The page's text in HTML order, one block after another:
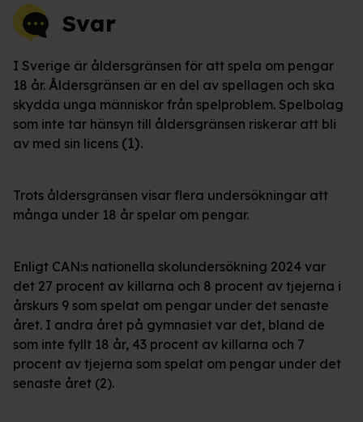
Svar
I Sverige är åldersgränsen för att spela om pengar
18 år. Åldersgränsen är en del av spellagen och ska
skydda unga människor från spelproblem. Spelbolag
som inte tar hänsyn till åldersgränsen riskerar att bli
av med sin licens (1).
Trots åldersgränsen visar flera undersökningar att
många under 18 år spelar om pengar.
Enligt CAN:s nationella skolundersökning 2024 var
det 27 procent av killarna och 8 procent av tjejerna i
årskurs 9 som spelat om pengar under det senaste
året. I andra året på gymnasiet var det, bland de
som inte fyllt 18 år, 43 procent av killarna och 7
procent av tjejerna som spelat om pengar under det
senaste året (2).